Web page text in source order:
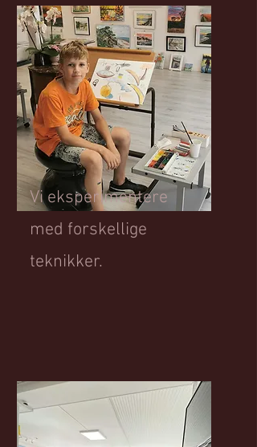
Vi eksperimentere
med forskellige
teknikker.